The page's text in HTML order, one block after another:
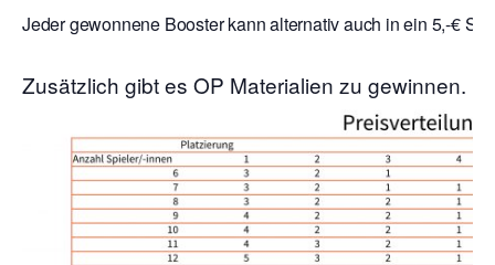
Jeder gewonnene Booster kann alternativ auch in ein 5,-€
Zusätzlich gibt es OP Materialien zu gewinnen.